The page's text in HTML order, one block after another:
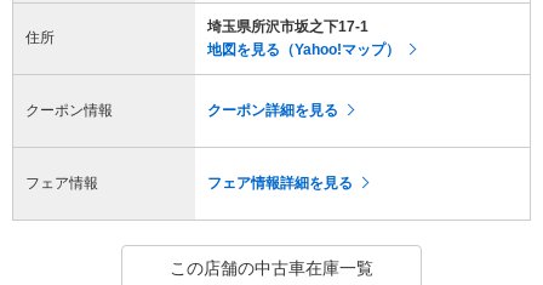
住所
埼玉県所沢市坂之下17-1
地図を見る（Yahoo!マップ）
クーポン情報 クーポン詳細を見る
フェア情報 フェア情報詳細を見る
この店舗の中古車在庫一覧